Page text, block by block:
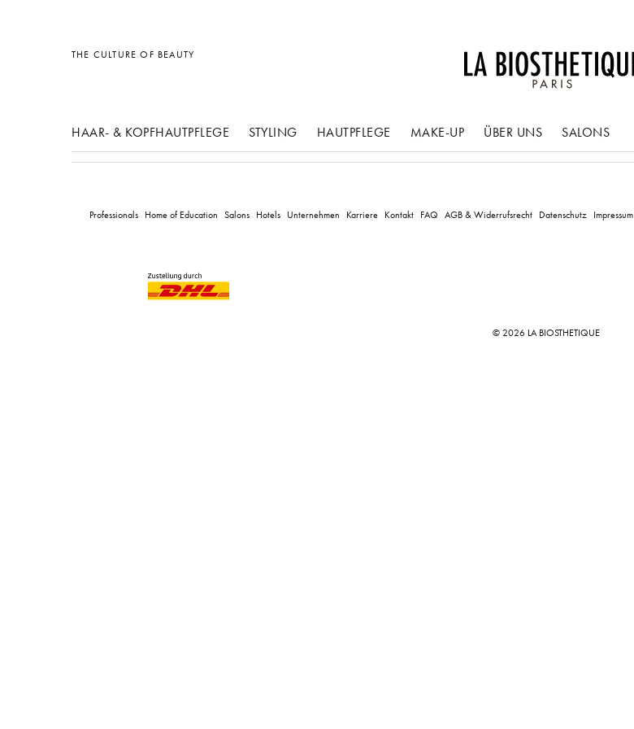
THE CULTURE OF BEAUTY
HAAR- & KOPFHAUTPFLEGE STYLING
Sonstiges
HAUTPFLEGE MAKE-UP ÜBER UNS SALONS
Professionals Home of Education Salons Hotels Unternehmen Karriere Kontakt FAQ AGB & Widerrufsrecht Datenschutz Impressum
© 2026 LA BIOSTHETIQUE